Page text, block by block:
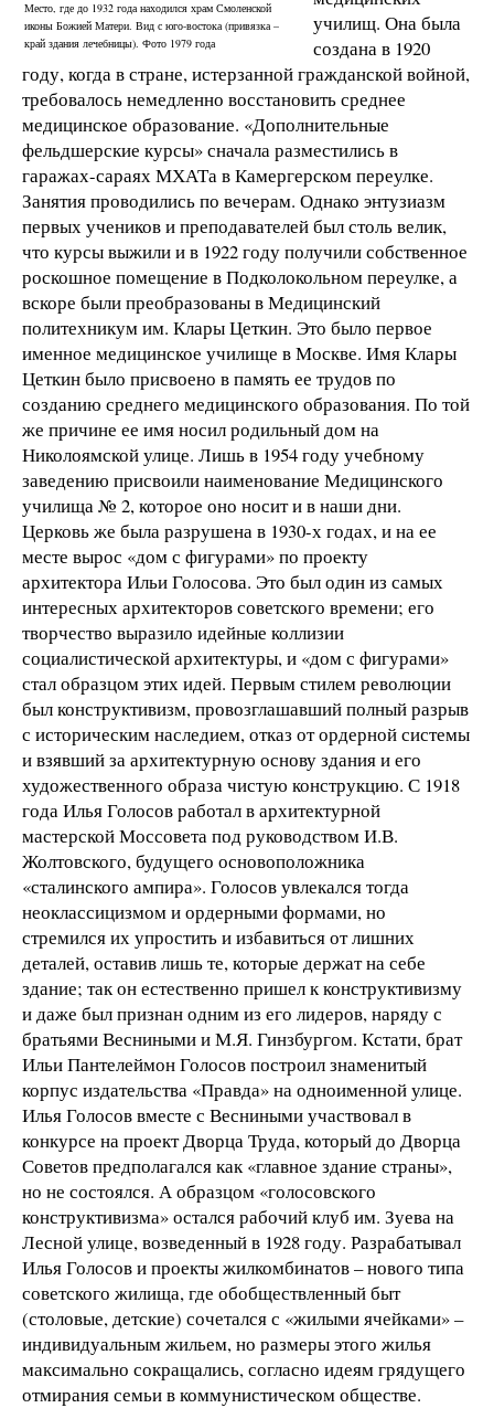
Место, где до 1932 года находился храм Смоленской
иконы Божией Матери. Вид с юго-востока (привязка –
край здания лечебницы). Фото 1979 года
училищ. Она была
создана в 1920
году, когда в стране, истерзанной гражданской войной,
требовалось немедленно восстановить среднее
медицинское образование. «Дополнительные
фельдшерские курсы» сначала разместились в
гаражах-сараях МХАТа в Камергерском переулке.
Занятия проводились по вечерам. Однако энтузиазм
первых учеников и преподавателей был столь велик,
что курсы выжили и в 1922 году получили собственное
роскошное помещение в Подколокольном переулке, а
вскоре были преобразованы в Медицинский
политехникум им. Клары Цеткин. Это было первое
именное медицинское училище в Москве. Имя Клары
Цеткин было присвоено в память ее трудов по
созданию среднего медицинского образования. По той
же причине ее имя носил родильный дом на
Николоямской улице. Лишь в 1954 году учебному
заведению присвоили наименование Медицинского
училища № 2, которое оно носит и в наши дни.
Церковь же была разрушена в 1930-х годах, и на ее
месте вырос «дом с фигурами» по проекту
архитектора Ильи Голосова. Это был один из самых
интересных архитекторов советского времени; его
творчество выразило идейные коллизии
социалистической архитектуры, и «дом с фигурами»
стал образцом этих идей. Первым стилем революции
был конструктивизм, провозглашавший полный разрыв
с историческим наследием, отказ от ордерной системы
и взявший за архитектурную основу здания и его
художественного образа чистую конструкцию. С 1918
года Илья Голосов работал в архитектурной
мастерской Моссовета под руководством И.В.
Жолтовского, будущего основоположника
«сталинского ампира». Голосов увлекался тогда
неоклассицизмом и ордерными формами, но
стремился их упростить и избавиться от лишних
деталей, оставив лишь те, которые держат на себе
здание; так он естественно пришел к конструктивизму
и даже был признан одним из его лидеров, наряду с
братьями Весниными и М.Я. Гинзбургом. Кстати, брат
Ильи Пантелеймон Голосов построил знаменитый
корпус издательства «Правда» на одноименной улице.
Илья Голосов вместе с Весниными участвовал в
конкурсе на проект Дворца Труда, который до Дворца
Советов предполагался как «главное здание страны»,
но не состоялся. А образцом «голосовского
конструктивизма» остался рабочий клуб им. Зуева на
Лесной улице, возведенный в 1928 году. Разрабатывал
Илья Голосов и проекты жилкомбинатов – нового типа
советского жилища, где обобществленный быт
(столовые, детские) сочетался с «жилыми ячейками» –
индивидуальным жильем, но размеры этого жилья
максимально сокращались, согласно идеям грядущего
отмирания семьи в коммунистическом обществе.